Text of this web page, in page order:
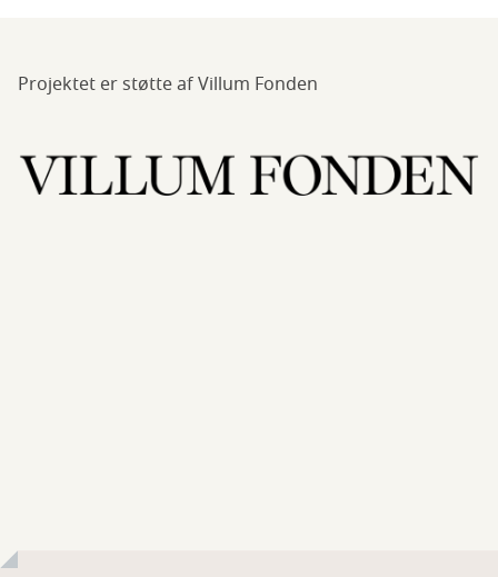
Projektet er støtte af Villum Fonden